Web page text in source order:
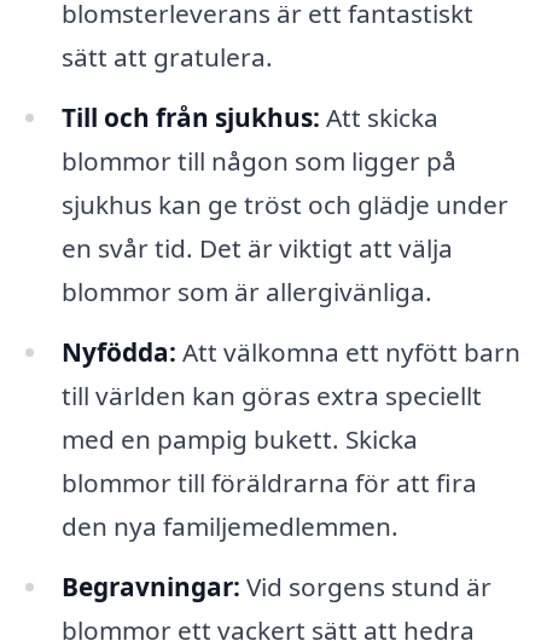
blomsterleverans är ett fantastiskt
sätt att gratulera.
Till och från sjukhus: Att skicka
blommor till någon som ligger på
sjukhus kan ge tröst och glädje under
en svår tid. Det är viktigt att välja
blommor som är allergivänliga.
Nyfödda: Att välkomna ett nyfött barn
till världen kan göras extra speciellt
med en pampig bukett. Skicka
blommor till föräldrarna för att fira
den nya familjemedlemmen.
Begravningar: Vid sorgens stund är
blommor ett vackert sätt att hedra